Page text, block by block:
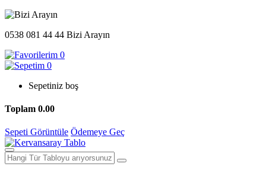
0538 081 44 44 Bizi Arayın
0
0
Sepetiniz boş
Toplam 0.00
Sepeti Görüntüle Ödemeye Geç